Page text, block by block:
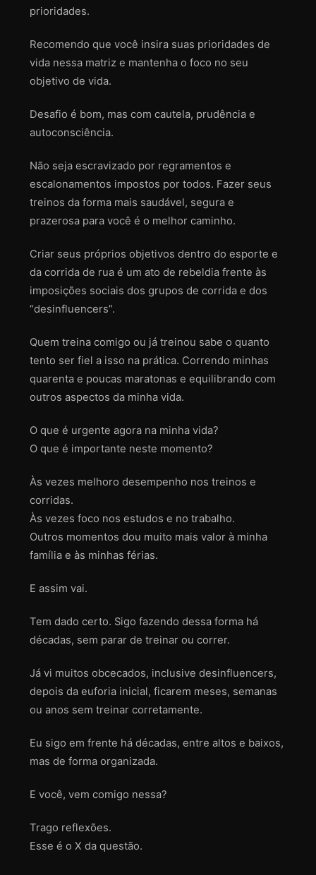
prioridades.
Recomendo que você insira suas prioridades de
vida nessa matriz e mantenha o foco no seu
objetivo de vida.
Desafio é bom, mas com cautela, prudência e
autoconsciência.
Não seja escravizado por regramentos e
escalonamentos impostos por todos. Fazer seus
treinos da forma mais saudável, segura e
prazerosa para você é o melhor caminho.
Criar seus próprios objetivos dentro do esporte e
da corrida de rua é um ato de rebeldia frente às
imposições sociais dos grupos de corrida e dos
“desinfluencers”.
Quem treina comigo ou já treinou sabe o quanto
tento ser fiel a isso na prática. Correndo minhas
quarenta e poucas maratonas e equilibrando com
outros aspectos da minha vida.
O que é urgente agora na minha vida?
O que é importante neste momento?
Às vezes melhoro desempenho nos treinos e
corridas.
Às vezes foco nos estudos e no trabalho.
Outros momentos dou muito mais valor à minha
família e às minhas férias.
E assim vai.
Tem dado certo. Sigo fazendo dessa forma há
décadas, sem parar de treinar ou correr.
Já vi muitos obcecados, inclusive desinfluencers,
depois da euforia inicial, ficarem meses, semanas
ou anos sem treinar corretamente.
Eu sigo em frente há décadas, entre altos e baixos,
mas de forma organizada.
E você, vem comigo nessa?
Trago reflexões.
Esse é o X da questão.